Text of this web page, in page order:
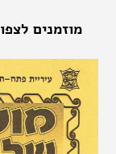
מוזמנים